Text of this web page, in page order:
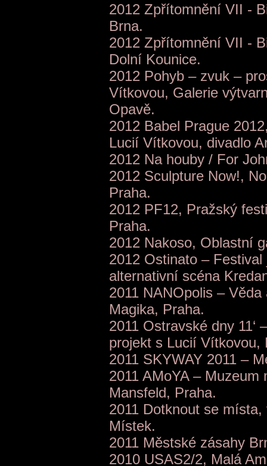
2012 Zpřítomnění VII -
Brna.
2012 Zpřítomnění VII -
Dolní Kounice.
2012 Pohyb – zvuk –
Vítkovou, Galerie
Opavě.
2012 Babel Prague
Lucií Vítkovou, divadlo
2012 Na houby / For
2012 Sculpture Now!,
Praha.
2012 PF12, Pražský
Praha.
2012 Nakoso, Oblastní
2012 Ostinato –
alternativní scéna
2011 NANOpolis –
Magika, Praha.
2011 Ostravské dny 11‘
projekt s Lucií Vítkovou,
2011 SKYWAY 2011 –
2011 AMoYA –
Mansfeld, Praha.
2011 Dotknout se
Místek.
2011 Městské zásahy
2010 USAS2/2, Malá